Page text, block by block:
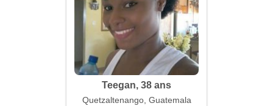
Teegan, 38 ans
Quetzaltenango, Guatemala